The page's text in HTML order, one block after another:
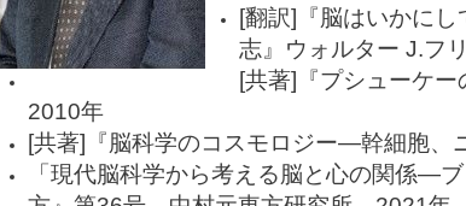
[翻訳]『脳はいかに
志』ウォルター J.フ
[共著]『プシューケ
2010年
[共著]『脳科学のコスモロジー―幹細胞、
「現代脳科学から考える脳と心の関係―